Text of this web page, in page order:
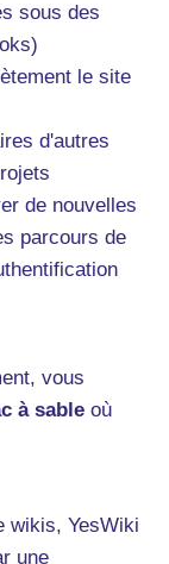
sous des
le site
d'autres
de nouvelles
parcours de
vous
à sable où
wikis, YesWiki
une